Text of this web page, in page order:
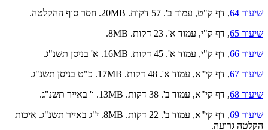
שיעור 64
, דף ק"ט, עמוד ב'. 57 דקות. 20MB. חסר סוף ההקלטה.
שיעור 65
, דף ק"י, עמוד א'. 23 דקות. 8MB.
שיעור 66
, דף ק"י, עמוד א'. 45 דקות. 16MB. א' בניסן תשנ"ג.
שיעור 67
, דף קי"א, עמוד א'. 48 דקות. 17MB. כ"ט בניסן תשנ"ג.
שיעור 68
, דף קי"א, עמוד ב'. 38 דקות. 13MB. ו' באייר תשנ"ג.
שיעור 69
, דף קי"א, עמוד ב'. 22 דקות. 8MB. י"ג באייר תשנ"ג. איכות
הקלטה גרועה.